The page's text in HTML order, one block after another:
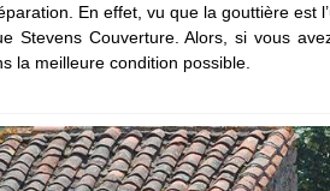
En effet, vu que la gouttière est
Stevens Couverture. Alors, si vous
la meilleure condition possible.